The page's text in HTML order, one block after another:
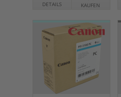
DETAILS KAUFEN